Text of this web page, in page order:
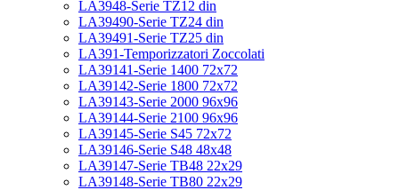
LA3948-Serie TZ12 din
LA39490-Serie TZ24 din
LA39491-Serie TZ25 din
LA391-Temporizzatori Zoccolati
LA39141-Serie 1400 72x72
LA39142-Serie 1800 72x72
LA39143-Serie 2000 96x96
LA39144-Serie 2100 96x96
LA39145-Serie S45 72x72
LA39146-Serie S48 48x48
LA39147-Serie TB48 22x29
LA39148-Serie TB80 22x29